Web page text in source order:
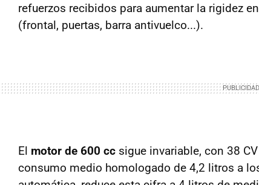
refuerzos recibidos para aumentar la rigidez
(frontal, puertas, barra antivuelco...).
El motor de 600 cc sigue invariable, con 38
consumo medio homologado de 4,2 litros a